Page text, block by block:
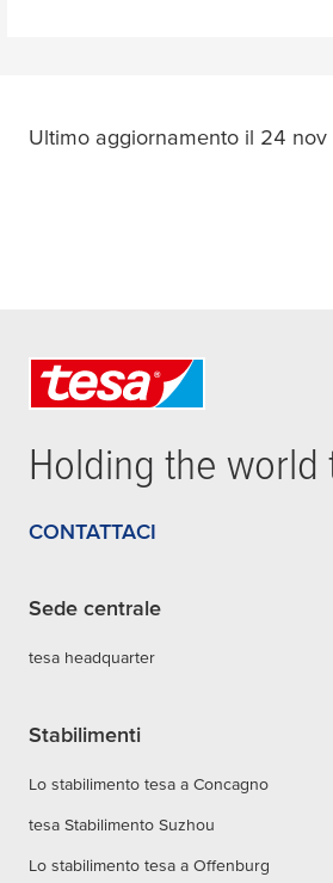
Ultimo aggiornamento il 24
Holding the world
CONTATTACI
Sede centrale
tesa headquarter
Stabilimenti
Lo stabilimento tesa a Concagno
tesa Stabilimento Suzhou
Lo stabilimento tesa a Offenburg